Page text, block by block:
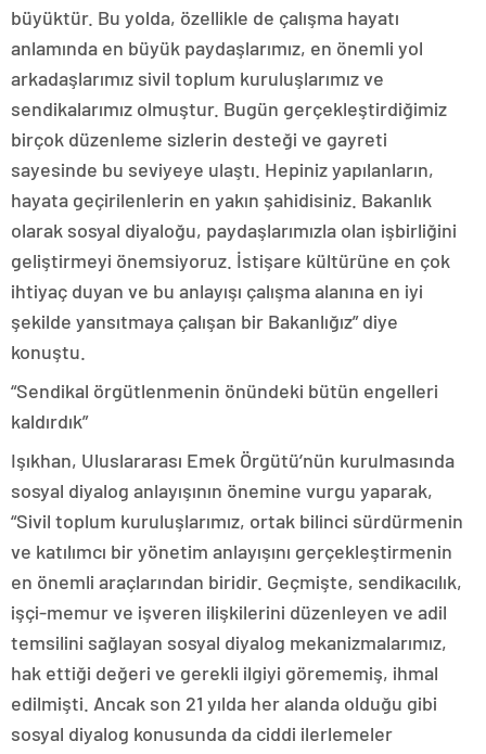
büyüktür. Bu yolda, özellikle de çalışma hayatı
anlamında en büyük paydaşlarımız, en önemli yol
arkadaşlarımız sivil toplum kuruluşlarımız ve
sendikalarımız olmuştur. Bugün gerçekleştirdiğimiz
birçok düzenleme sizlerin desteği ve gayreti
sayesinde bu seviyeye ulaştı. Hepiniz yapılanların,
hayata geçirilenlerin en yakın şahidisiniz. Bakanlık
olarak sosyal diyaloğu, paydaşlarımızla olan işbirliğini
geliştirmeyi önemsiyoruz. İstişare kültürüne en çok
ihtiyaç duyan ve bu anlayışı çalışma alanına en iyi
şekilde yansıtmaya çalışan bir Bakanlığız” diye
konuştu.
“Sendikal örgütlenmenin önündeki bütün engelleri
kaldırdık”
Işıkhan, Uluslararası Emek Örgütü’nün kurulmasında
sosyal diyalog anlayışının önemine vurgu yaparak,
“Sivil toplum kuruluşlarımız, ortak bilinci sürdürmenin
ve katılımcı bir yönetim anlayışını gerçekleştirmenin
en önemli araçlarından biridir. Geçmişte, sendikacılık,
işçi-memur ve işveren ilişkilerini düzenleyen ve adil
temsilini sağlayan sosyal diyalog mekanizmalarımız,
hak ettiği değeri ve gerekli ilgiyi görememiş, ihmal
edilmişti. Ancak son 21 yılda her alanda olduğu gibi
sosyal diyalog konusunda da ciddi ilerlemeler